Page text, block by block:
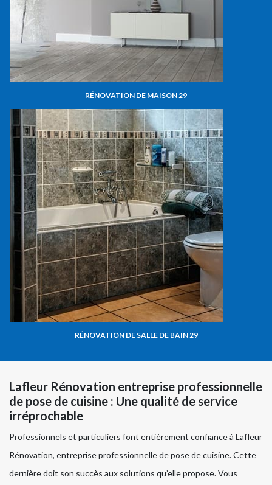
RÉNOVATION DE MAISON 29
RÉNOVATION DE SALLE DE BAIN 29
Lafleur Rénovation entreprise professionnelle
de pose de cuisine : Une qualité de service
irréprochable
Professionnels et particuliers font entièrement confiance à Lafleur
Rénovation, entreprise professionnelle de pose de cuisine. Cette
dernière doit son succès aux solutions qu’elle propose. Vous